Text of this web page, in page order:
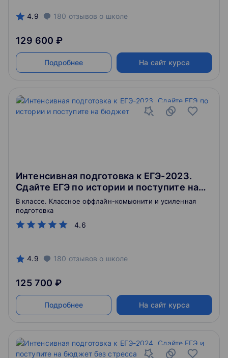
4.9 180 отзывов о школе
129 600 ₽
Подробнее На сайт курса
Интенсивная подготовка к ЕГЭ-2023.
Сдайте ЕГЭ по истории и поступите на
бюджет
4.6
В классе. Классное оффлайн-комьюнити и усиленная
подготовка
4.9 180 отзывов о школе
125 700 ₽
Подробнее На сайт курса